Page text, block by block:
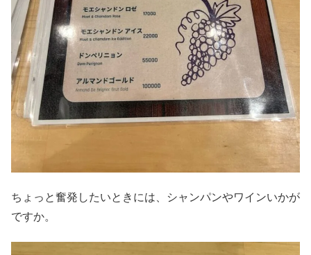
ちょっと奮発したいときには、シャンパンやワインいかが
ですか。